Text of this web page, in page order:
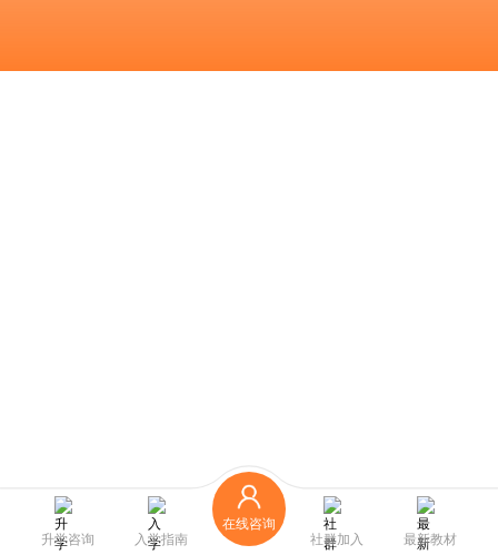
升学咨询 入学指南
在线咨询
社群加入
最新教材